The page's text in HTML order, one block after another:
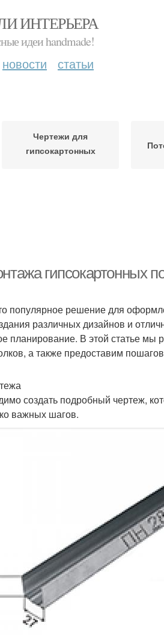
ИНТЕРЬЕРА
идеи handmade!
новости статьи
Чертежи для
гипсокартонных
гипсокартонных
популярное решение для
различных дизайнов и
планирование. В этой статье мы
а также предоставим
создать подробный чертеж,
важных шагов.